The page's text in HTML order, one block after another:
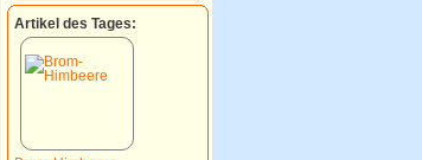
Artikel des Tages: